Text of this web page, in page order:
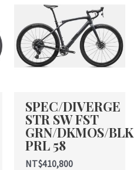
SPEC/DIVERGE
STR SW FST
GRN/DKMOS/BLK
PRL 58
NT$410,800